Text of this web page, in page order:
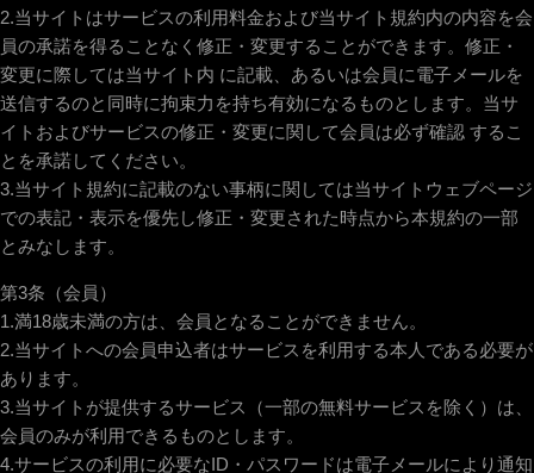
2.当サイトはサービスの利用料金および当サイト規約内の内容を会
員の承諾を得ることなく修正・変更することができます。修正・
変更に際しては当サイト内 に記載、あるいは会員に電子メールを
送信するのと同時に拘束力を持ち有効になるものとします。当サ
イトおよびサービスの修正・変更に関して会員は必ず確認 するこ
とを承諾してください。
3.当サイト規約に記載のない事柄に関しては当サイトウェブページ
での表記・表示を優先し修正・変更された時点から本規約の一部
とみなします。
第3条（会員）
1.満18歳未満の方は、会員となることができません。
2.当サイトへの会員申込者はサービスを利用する本人である必要が
あります。
3.当サイトが提供するサービス（一部の無料サービスを除く）は、
会員のみが利用できるものとします。
4.サービスの利用に必要なID・パスワードは電子メールにより通知